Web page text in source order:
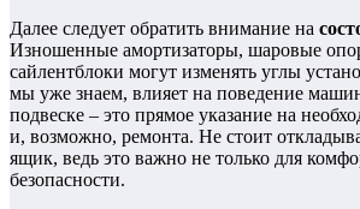
Далее следует обратить внимание на
Изношенные амортизаторы, шаровые
сайлентблоки могут изменять углы
мы уже знаем, влияет на поведение
подвеске – это прямое указание на
и, возможно, ремонта. Не стоит
ящик, ведь это важно не только для
безопасности.